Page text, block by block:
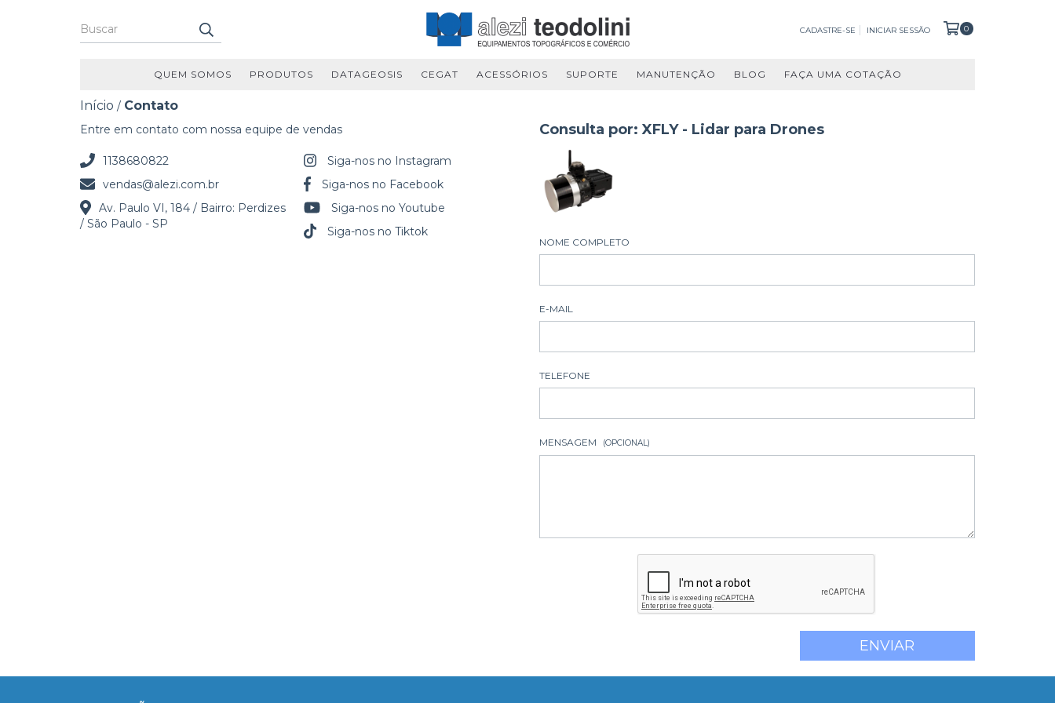
CADASTRE-SE INICIAR SESSÃO 0
QUEM SOMOS PRODUTOS DATAGEOSIS CEGAT ACESSÓRIOS SUPORTE MANUTENÇÃO BLOG FAÇA UMA COTAÇÃO
Início / Contato
Entre em contato com nossa equipe de vendas
1138680822
vendas@alezi.com.br
Av. Paulo VI, 184 / Bairro: Perdizes
/ São Paulo - SP
Siga-nos no Instagram
Siga-nos no Facebook
Siga-nos no Youtube
Siga-nos no Tiktok
Consulta por:XFLY - Lidar para Drones
NOME COMPLETO
E-MAIL
TELEFONE
MENSAGEM (OPCIONAL)